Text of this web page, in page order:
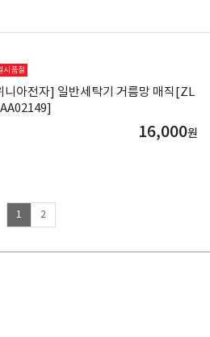
시품절
니아전자] 일반세탁기 거름망 매직[ZL
16,000원
1 2